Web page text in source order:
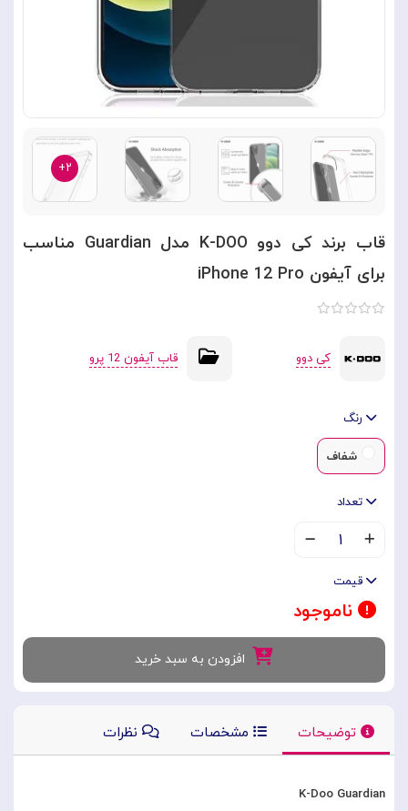
۲+
قاب برند کی دوو K-DOO مدل Guardian مناسب
برای آیفون iPhone 12 Pro
کی دوو قاب آیفون 12 پرو
رنگ
شفاف
تعداد
۱
قیمت
ناموجود
افزودن به سبد خرید
توضیحات مشخصات نظرات
K-Doo Guardian